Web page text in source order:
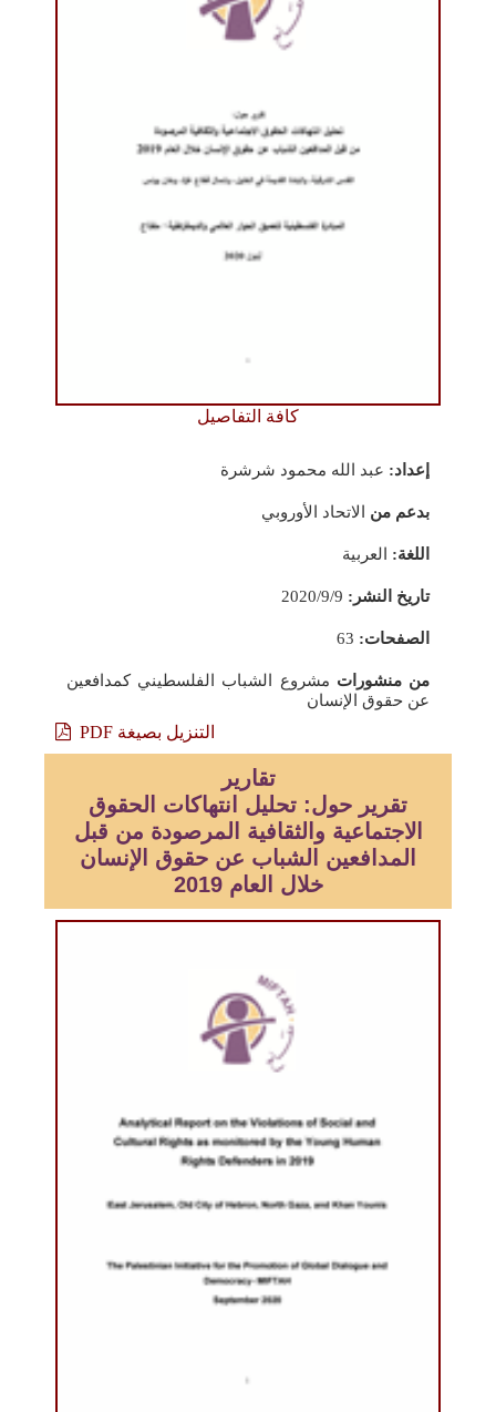
كافة التفاصيل
إعداد: عبد الله محمود شرشرة
بدعم من الاتحاد الأوروبي
اللغة: العربية
تاريخ النشر:
الصفحات:
من منشورات مشروع الشباب الفلسطيني كمدافعين
عن حقوق الإنسان
التنزيل بصيغة PDF
تقارير
تقرير حول: تحليل انتهاكات الحقوق
الاجتماعية والثقافية المرصودة من قبل
المدافعين الشباب عن حقوق الإنسان
خلال العام 2019